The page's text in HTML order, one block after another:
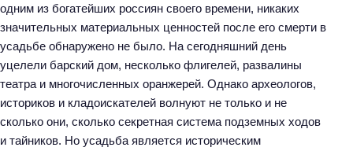
одним из богатейших россиян своего времени, никаких
значительных материальных ценностей после его смерти в
усадьбе обнаружено не было. На сегодняшний день
уцелели барский дом, несколько флигелей, развалины
театра и многочисленных оранжерей. Однако археологов,
историков и кладоискателей волнуют не только и не
сколько они, сколько секретная система подземных ходов
и тайников. Но усадьба является историческим
Н
а
й
т
и
: